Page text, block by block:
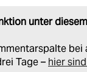
unter
bei
Tage – hier